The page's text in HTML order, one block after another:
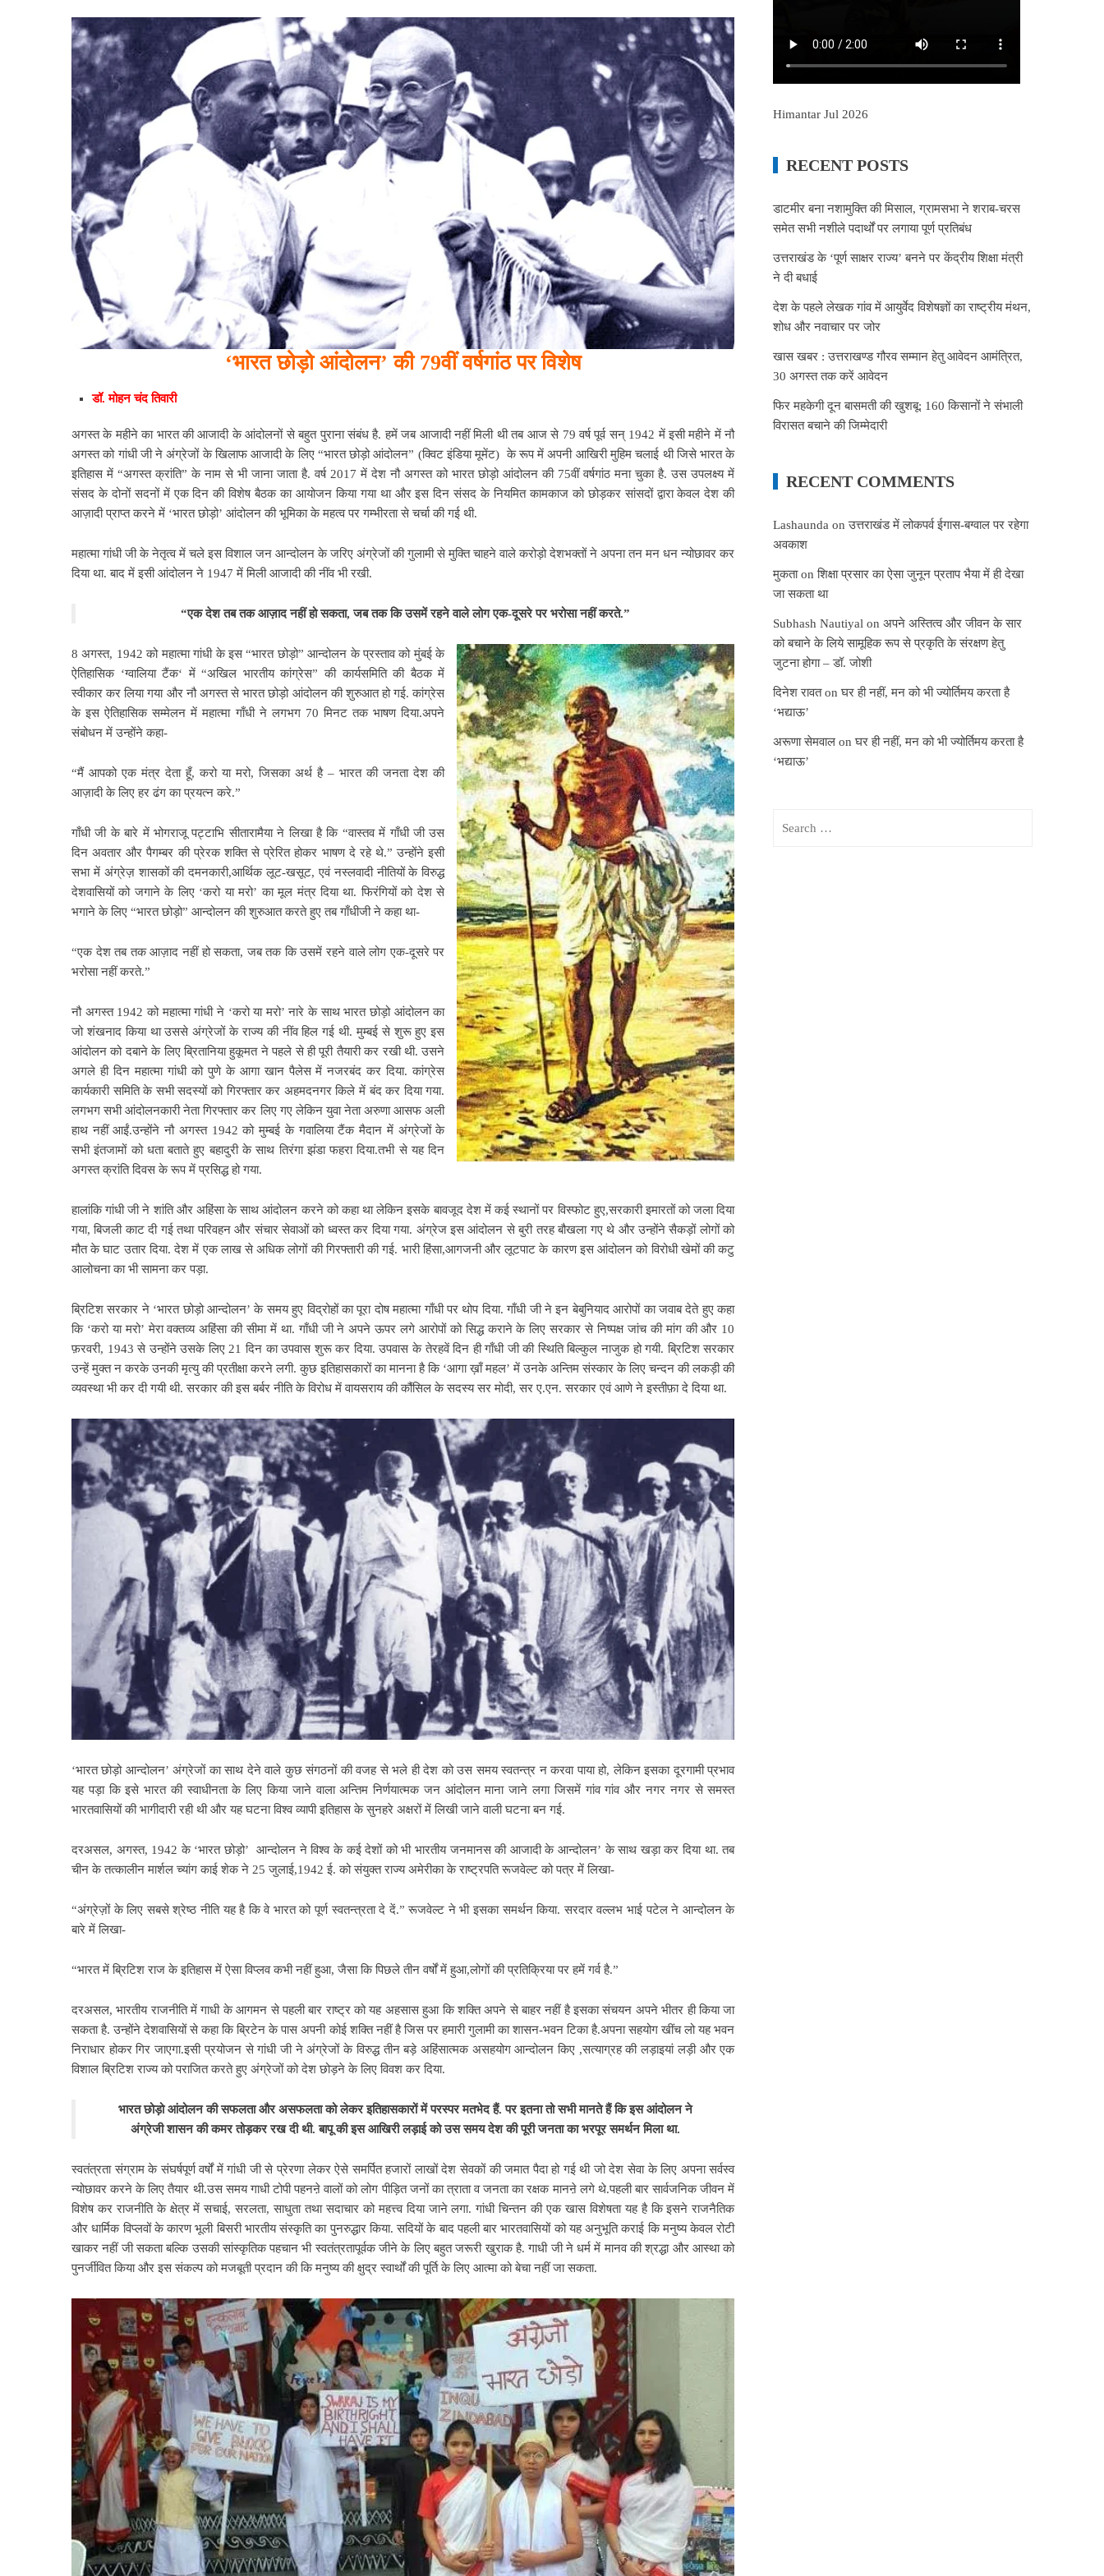
‘भारत छोड़ो आंदोलन’ की 79वीं वर्षगांठ पर विशेष
डॉ. मोहन चंद तिवारी
अगस्त के महीने का भारत की आजादी के आंदोलनों से बहुत पुराना संबंध है. हमें जब आजादी नहीं मिली थी तब आज से 79 वर्ष पूर्व सन् 1942 में इसी महीने में नौ
अगस्त को गांधी जी ने अंग्रेजों के खिलाफ आजादी के लिए “भारत छोड़ो आंदोलन” (क्विट इंडिया मूमेंट) के रूप में अपनी आखिरी मुहिम चलाई थी जिसे भारत के
इतिहास में “अगस्त क्रांति” के नाम से भी जाना जाता है. वर्ष 2017 में देश नौ अगस्‍त को भारत छोड़ो आंदोलन की 75वीं वर्षगांठ मना चुका है. उस उपलक्ष्य में
संसद के दोनों सदनों में एक दिन की विशेष बैठक का आयोजन किया गया था और इस दिन संसद के नियमित कामकाज को छोड़कर सांसदों द्वारा केवल देश की
आज़ादी प्राप्त करने में ‘भारत छोड़ो’ आंदोलन की भूमिका के महत्व पर गम्भीरता से चर्चा की गई थी.
महात्मा गांधी जी के नेतृत्व मेंचले इस विशाल जन आन्दोलन के जरिए अंग्रेजों की गुलामी से मुक्ति चाहने वाले करोड़ो देशभक्तों ने अपना तन मन धन न्योछावर कर
दिया था. बाद में इसी आंदोलन ने 1947 में मिली आजादी की नींव भी रखी.
“एक देश तब तकआज़ाद नहीं हो सकता, जब तक कि उसमें रहने वाले लोग एक-दूसरे पर भरोसा नहीं करते.”
8 अगस्त, 1942 को महात्मा गांधी के इस “भारत छोड़ो” आन्दोलन के प्रस्ताव को मुंबई के
ऐतिहासिक ‘ग्वालिया टैंक‘ में “अखिल भारतीय कांग्रेस” की कार्यसमिति की बैठक में
स्वीकार कर लिया गया और नौ अगस्त से भारत छोड़ो आंदोलन की शुरुआत हो गई. कांग्रेस
के इस ऐतिहासिक सम्मेलन में महात्मा गाँधी ने लगभग 70 मिनट तक भाषण दिया.अपने
संबोधन में उन्होंने कहा-
“मैं आपको एक मंत्र देता हूँ, करो यामरो, जिसका अर्थ है – भारत की जनता देश की
आज़ादी के लिए हर ढंग का प्रयत्न करे.”
गाँधी जी के बारे में भोगराजू पट्टाभि सीतारामैया ने लिखा है कि “वास्तव में गाँधी जी उस
दिन अवतार और पैगम्बर की प्रेरक शक्ति से प्रेरित होकर भाषण दे रहे थे.” उन्होंने इसी
सभा में अंग्रेज़ शासकों की दमनकारी,आर्थिक लूट-खसूट, एवं नस्लवादी नीतियों के विरुद्ध
देशवासियों को जगाने के लिए ‘करो या मरो’ का मूल मंत्र दिया था. फिरंगियों को देश से
भगाने के लिए “भारत छोड़ो” आन्दोलन की शुरुआत करते हुए तब गाँधीजी ने कहा था-
“एक देश तब तक आज़ाद नहींहो सकता, जब तक कि उसमें रहने वाले लोग एक-दूसरे पर
भरोसा नहीं करते.”
नौ अगस्त 1942 को महात्मा गांधी ने ‘करो या मरो’ नारे के साथ भारत छोड़ो आंदोलन का
जो शंखनाद किया था उससे अंग्रेजों के राज्य की नींव हिल गई थी. मुम्बई से शुरू हुए इस
आंदोलन को दबाने के लिए ब्रितानिया हुकूमत ने पहले से ही पूरी तैयारी कर रखी थी. उसने
अगले ही दिन महात्मा गांधी को पुणे के आगा खान पैलेसमें नजरबंद कर दिया. कांग्रेस
कार्यकारी समिति के सभी सदस्यों को गिरफ्तार कर अहमदनगर किले में बंद कर दिया गया.
लगभग सभी आंदोलनकारी नेता गिरफ्तार कर लिए गए लेकिन युवा नेता अरुणा आसफ अली
हाथ नहीं आईं.उन्होंने नौ अगस्त 1942 को मुम्बई के गवालिया टैंक मैदान में अंग्रेजों के
सभी इंतजामों को धता बताते हुए बहादुरी के साथ तिरंगा झंडा फहरा दिया.तभी से यह दिन
अगस्त क्रांति दिवस के रूप में प्रसिद्ध हो गया.
हालांकि गांधी जी ने शांति और अहिंसा के साथ आंदोलन करने को कहा था लेकिन इसके बावजूद देश में कई स्थानों पर विस्फोट हुए,सरकारी इमारतों को जला दिया
गया, बिजली काटदी गई तथा परिवहन और संचार सेवाओं को ध्वस्त कर दिया गया. अंग्रेज इस आंदोलन से बुरी तरह बौखला गए थे और उन्होंने सैकड़ों लोगों को
मौत के घाट उतार दिया. देश में एक लाख से अधिक लोगों की गिरफ्तारी की गई. भारी हिंसा,आगजनी और लूटपाट के कारण इस आंदोलन को विरोधी खेमों की कटु
आलोचना का भी सामना कर पड़ा.
ब्रिटिश सरकार ने ‘भारत छोड़ो आन्दोलन’ के समय हुए विद्रोहों का पूरा दोष महात्मा गाँधी पर थोप दिया. गाँधी जी ने इन बेबुनियाद आरोपों का जवाब देते हुए कहा
कि ‘करो या मरो’ मेरा वक्तव्य अहिंसा की सीमा में था. गाँधी जी ने अपने ऊपर लगे आरोपों को सिद्ध कराने के लिए सरकार से निष्पक्ष जांच की मांग की और 10
फ़रवरी, 1943 से उन्होंने उसके लिए 21 दिन का उपवास शुरू कर दिया. उपवास के तेरहवें दिन ही गाँधी जी की स्थिति बिल्कुल नाजुक हो गयी. ब्रिटिश सरकार
उन्हें मुक्त न करके उनकी मृत्यु की प्रतीक्षा करने लगी. कुछ इतिहासकारों का मानना है कि ‘आगा ख़ाँ महल’ में उनके अन्तिम संस्कार के लिए चन्दन की लकड़ी की
व्यवस्था भी कर दी गयी थी. सरकार की इस बर्बर नीति के विरोध में वायसराय की कौंसिल के सदस्य सर मोदी, सर ए.एन. सरकार एवं आणे ने इस्तीफ़ा दे दिया था.
‘भारत छोड़ो आन्दोलन’ अंग्रेजों का साथ देने वाले कुछ संगठनों की वजह से भले ही देश को उस समय स्वतन्त्र न करवा पाया हो, लेकिन इसका दूरगामी प्रभाव
यह पड़ा कि इसे भारतकी स्वाधीनता के लिए किया जाने वाला अन्तिम निर्णयात्मक जन आंदोलन माना जाने लगा जिसमें गांव गांव और नगर नगर से समस्त
भारतवासियों की भागीदारी रही थी और यह घटना विश्व व्यापी इतिहास के सुनहरे अक्षरों में लिखी जाने वाली घटना बन गई.
दरअसल, अगस्त, 1942 के ‘भारत छोड़ो’ आन्दोलन ने विश्व के कई देशों को भी भारतीय जनमानस की आजादी के आन्दोलन’ के साथ खड़ा कर दिया था. तब
चीन के तत्कालीनमार्शल च्यांग काई शेक ने 25 जुलाई,1942 ई. को संयुक्त राज्य अमेरीका के राष्ट्रपति रूजवेल्ट को पत्र में लिखा-
“अंग्रेज़ों के लिए सबसे श्रेष्ठ नीतियह है कि वे भारत को पूर्ण स्वतन्त्रता दे दें.” रूजवेल्ट ने भी इसका समर्थन किया. सरदार वल्लभ भाई पटेल ने आन्दोलन के
बारे में लिखा-
“भारत में ब्रिटिश राज केइतिहास में ऐसा विप्लव कभी नहीं हुआ, जैसा कि पिछले तीन वर्षों में हुआ,लोगों की प्रतिक्रिया पर हमें गर्व है.”
दरअसल, भारतीय राजनीति में गाधी के आगमन से पहली बार राष्ट्र को यह अहसास हुआ कि शक्ति अपने से बाहर नहीं है इसका संचयन अपने भीतर ही किया जा
सकता है. उन्होंने देशवासियों से कहा कि ब्रिटेन के पास अपनी कोई शक्ति नहीं है जिस पर हमारी गुलामी का शासन-भवन टिका है.अपना सहयोग खींच लो यह भवन
निराधार होकर गिर जाएगा.इसी प्रयोजन से गांधी जी ने अंग्रेजों के विरुद्ध तीन बड़े अहिंसात्मक असहयोग आन्दोलन किए ,सत्याग्रह की लड़ाइयां लड़ी और एक
विशाल ब्रिटिश राज्य को पराजित करते हुए अंग्रेजों को देश छोड़ने के लिए विवश कर दिया.
भारत छोड़ो आंदोलन की सफलता और असफलता को लेकर इतिहासकारों में परस्पर मतभेद हैं. पर इतना तो सभी मानते हैं कि इस आंदोलन ने
अंग्रेजी शासन की कमरतोड़कर रख दी थी. बापू की इस आखिरी लड़ाई को उस समय देश की पूरी जनता का भरपूर समर्थन मिला था.
स्वतंत्रता संग्राम के संघर्षपूर्ण वर्षों में गांधी जी से प्रेरणा लेकर ऐसे समर्पित हजारों लाखों देश सेवकों की जमात पैदा हो गई थी जो देश सेवा के लिए अपना सर्वस्व
न्योछावर करने के लिए तैयार थी.उस समय गाधी टोपी पहनऩे वालों को लोग पीड़ित जनों का त्राता व जनता का रक्षक मानऩे लगे थे.पहली बार सार्वजनिक जीवन में
विशेष करराजनीति के क्षेत्र में सचाई, सरलता, साधुता तथा सदाचार को महत्त्व दिया जाने लगा. गांधी चिन्तन की एक खास विशेषता यह है कि इसने राजनैतिक
और धार्मिक विप्लवों के कारण भूली बिसरी भारतीय संस्कृति का पुनरुद्धार किया. सदियों के बाद पहली बार भारतवासियों को यह अनुभूति कराई कि मनुष्य केवल रोटी
खाकर नहीं जी सकता बल्कि उसकी सांस्कृतिक पहचान भी स्वतंत्रतापूर्वक जीने के लिए बहुत जरूरी खुराक है. गाधी जी ने धर्म में मानव की श्रद्धा और आस्था को
पुनर्जीवित किया और इस संकल्प को मजबूती प्रदान की कि मनुष्य की क्षुद्र स्वार्थों की पूर्ति के लिए आत्मा को बेचा नहीं जा सकता.
Himantar Jul 2026
RECENT POSTS
डाटमीर बना नशामुक्ति की मिसाल, ग्रामसभा ने शराब-चरस
समेत सभी नशीले पदार्थों पर लगाया पूर्ण प्रतिबंध
उत्तराखंड के ‘पूर्ण साक्षर राज्य’ बनने पर केंद्रीय शिक्षा मंत्री
ने दी बधाई
देश के पहले लेखक गांव में आयुर्वेद विशेषज्ञों का राष्ट्रीय मंथन,
शोध और नवाचार पर जोर
खास खबर : उत्तराखण्ड गौरव सम्मान हेतु आवेदन आमंत्रित,
30 अगस्त तक करें आवेदन
फिर महकेगी दून बासमती की खुशबू: 160 किसानों ने संभाली
विरासत बचाने की जिम्मेदारी
RECENT COMMENTS
Lashaunda onउत्तराखंड में लोकपर्व ईगास-बग्वाल पर रहेगा
अवकाश
मुकताonशिक्षा प्रसार का ऐसा जुनून प्रताप भैया में ही देखा
जा सकता था
Subhash Nautiyal onअपने अस्तित्व और जीवन के सार
को बचाने के लिये सामूहिक रूप से प्रकृति के संरक्षण हेतु
जुटना होगा – डॉ. जोशी
दिनेश रावतonघर ही नहीं, मन को भी ज्योर्तिमय करता है
‘भद्याऊ’
अरूणा सेमवाल onघर ही नहीं, मन को भी ज्योर्तिमय करता है
‘भद्याऊ’